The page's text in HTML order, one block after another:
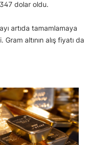
dolar oldu.
artıda tamamlamaya
altının alış fiyatı da